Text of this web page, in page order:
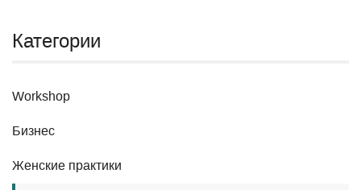
Категории
Workshop
Бизнес
Женские практики